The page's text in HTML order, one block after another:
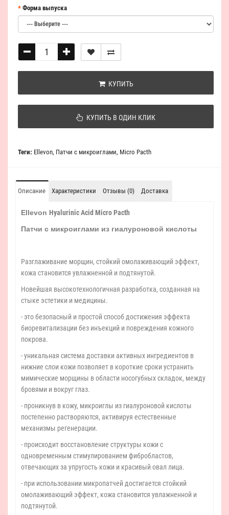
Форма выпуска
КУПИТЬ
КУПИТЬ В ОДИН КЛИК
Теги: Ellevon, Патчи с микроиглами, Micro Pacth
Описание Характеристики Отзывы (0) Доставка
Ellevon Hyalurinic Acid Micro Pacth
Патчи с микроиглами из гиалуроновой кислоты
Разглаживание морщин, стойкий омолаживающий эффект,
кожа становится увлажненной и подтянутой.
Новейшая высокотехнологичная разработка, созданная на
стыке эстетики и медицины.
- это безопасный и простой способ достижения эффекта
биоревитализации без инъекций и повреждения кожного
покрова.
- уникальная система доставки активных ингредиентов в
нижние слои кожи позволяет в короткие сроки устранить
мимические морщины в области носогубных складок, между
бровями и вокруг глаз.
- проникнув в кожу, микроиглы из гиалуроновой кислоты
постепенно растворяются, активируя естественные
механизмы регенерации.
- происходит восстановление структуры кожи с
одновременным стимулированием фибробластов,
отвечающих за упругость кожи и красивый овал лица.
- при использовании микропатчей достигается стойкий
омолаживающий эффект, кожа становится увлажненной и
подтянутой.